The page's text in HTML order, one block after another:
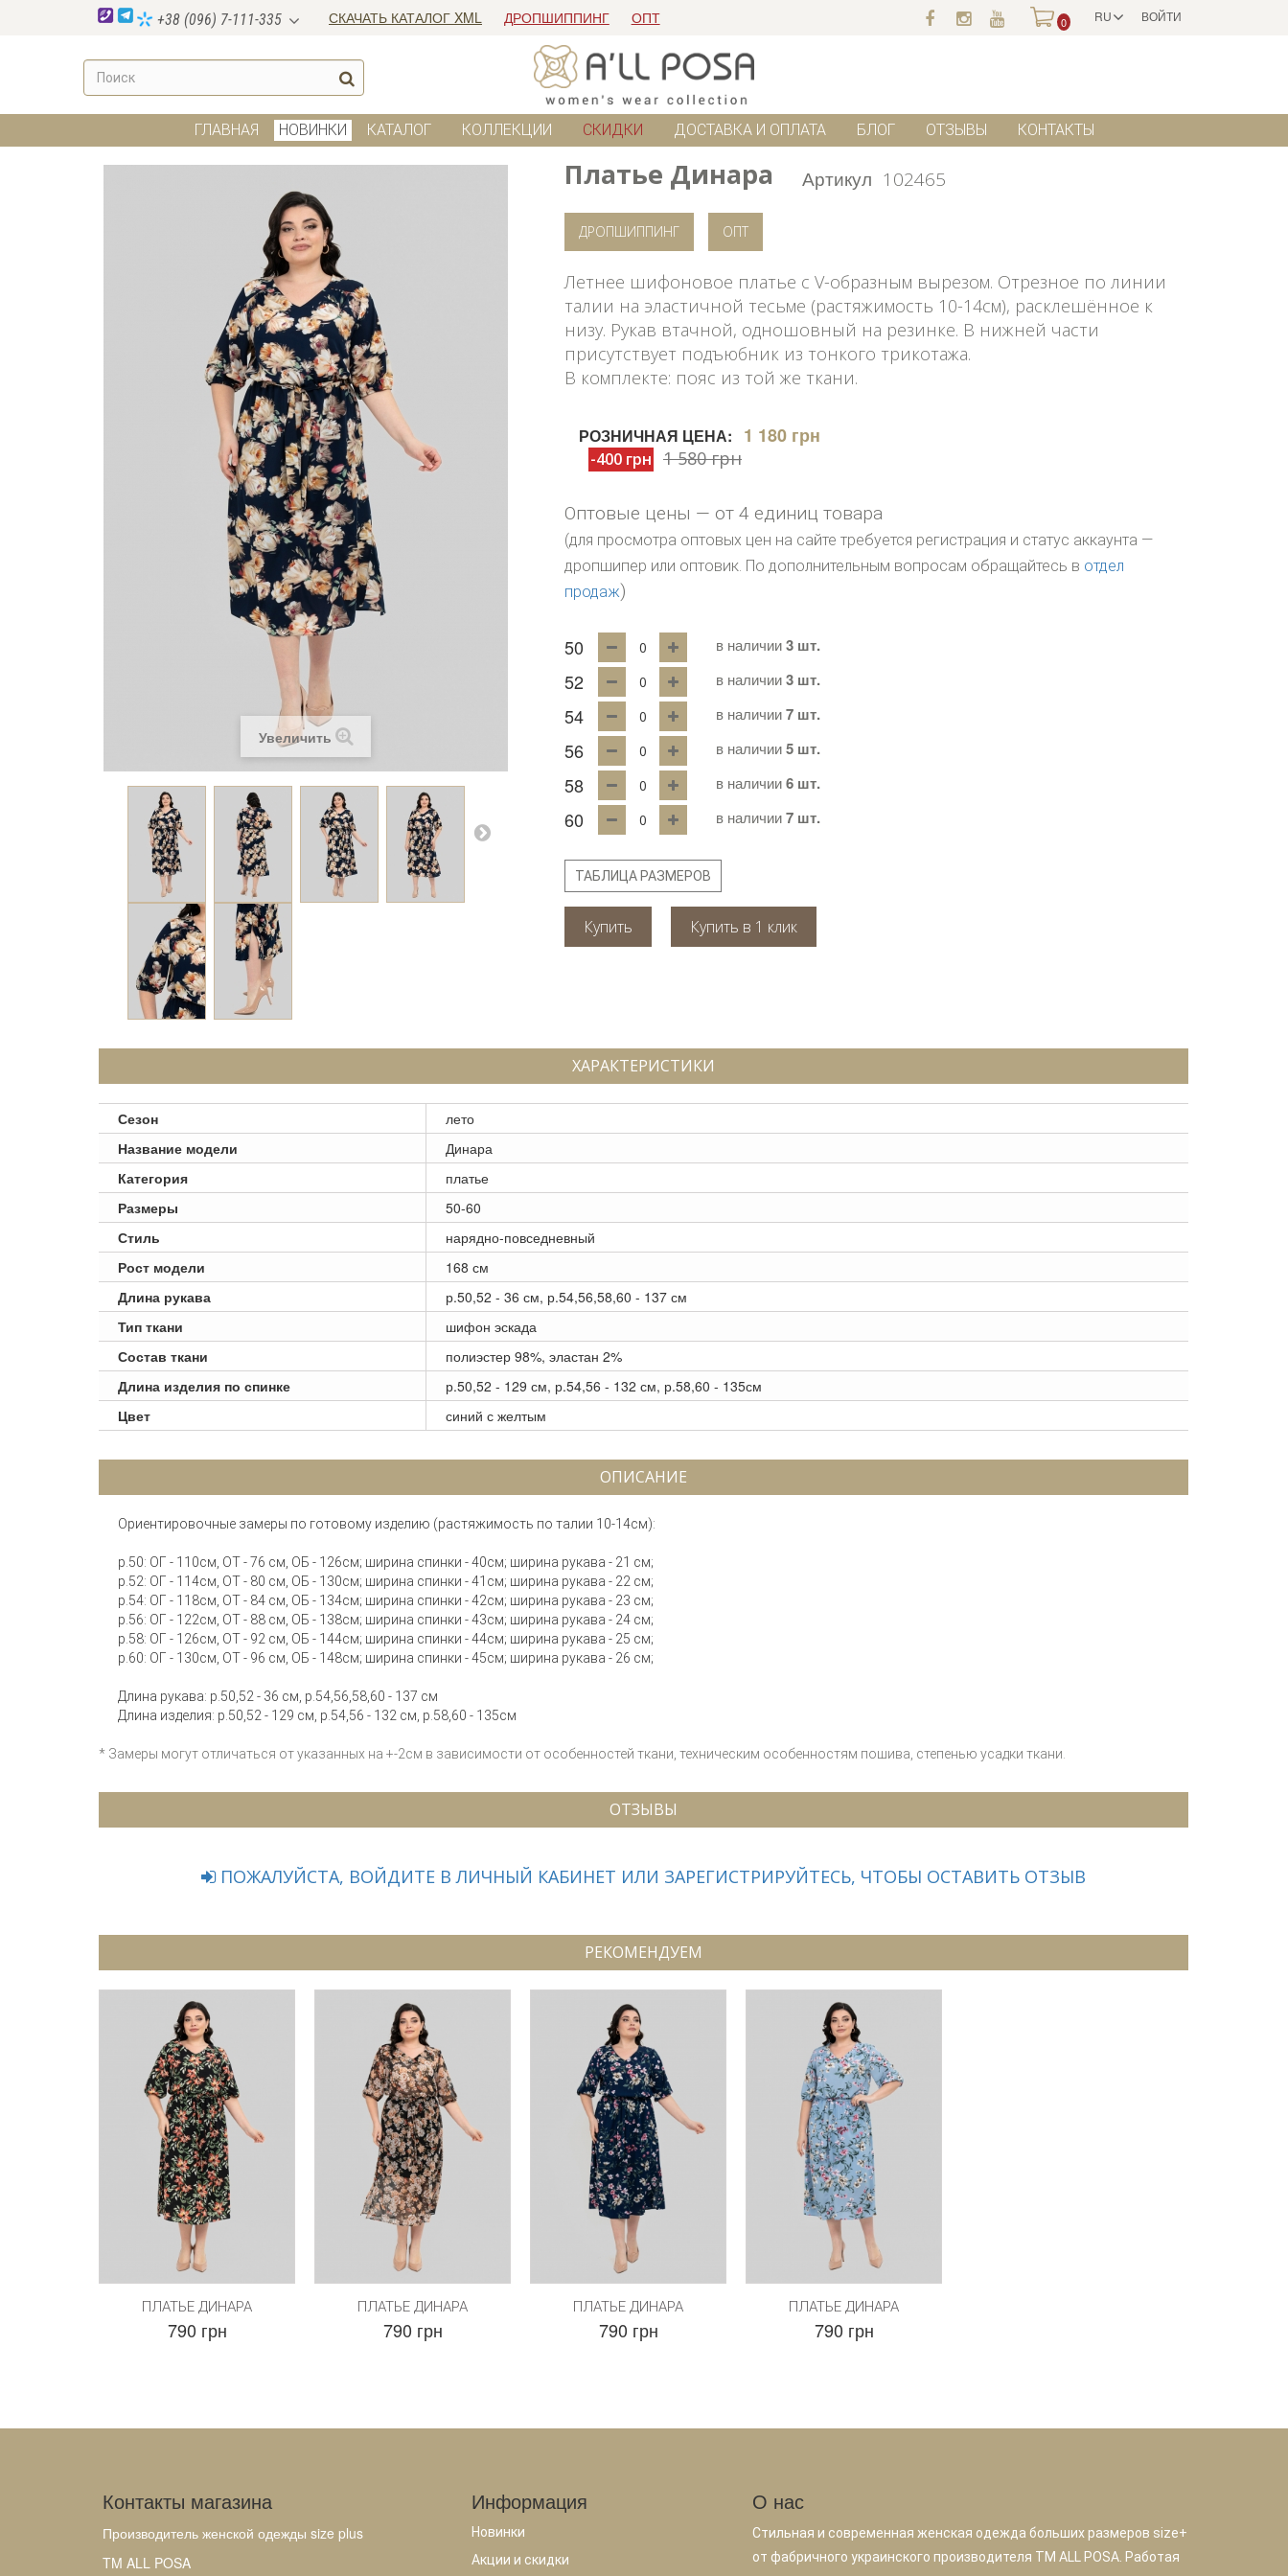
ВОЙТИ
RU
+38 (096) 7-111-335 СКАЧАТЬ КАТАЛОГ XML ДРОПШИППИНГ ОПТ 0
ГЛАВНАЯ НОВИНКИ КАТАЛОГ КОЛЛЕКЦИИ СКИДКИ ДОСТАВКА И ОПЛАТА БЛОГ ОТЗЫВЫ КОНТАКТЫ
Увеличить
Платье Динара Артикул 102465
ДРОПШИППИНГ ОПТ
Летнее шифоновое платье с V-образным вырезом. Отрезное по линии
талии на эластичной тесьме (растяжимость 10-14см), расклешённое к
низу. Рукав втачной, одношовный на резинке. В нижней части
присутствует подъюбник из тонкого трикотажа.
В комплекте: пояс из той же ткани.
РОЗНИЧНАЯ ЦЕНА: 1 180 грн
-400 грн 1 580 грн
Оптовые цены — от 4 единиц товара
(для просмотра оптовых цен на сайте требуется регистрация и статус аккаунта —
дропшипер или оптовик. По дополнительным вопросам обращайтесь в отдел
продаж)
50 в наличии 3 шт.
52 в наличии 3 шт.
54 в наличии 7 шт.
56 в наличии 5 шт.
58 в наличии 6 шт.
60 в наличии 7 шт.
ТАБЛИЦА РАЗМЕРОВ
Купить
ХАРАКТЕРИСТИКИ
Сезон
лето
Название модели
Динара
Категория
платье
Размеры
50-60
Стиль
нарядно-повседневный
Рост модели
168 см
Длина рукава
р.50,52 - 36 см, р.54,56,58,60 - 137 см
Тип ткани
шифон эскада
Состав ткани
полиэстер 98%, эластан 2%
Длина изделия по спинке
р.50,52 - 129 см, р.54,56 - 132 см, р.58,60 - 135см
Цвет
синий с желтым
ОПИСАНИЕ
Ориентировочные замеры по готовому изделию (растяжимость по талии 10-14см):
р.50: ОГ - 110см, ОТ - 76 см, ОБ - 126см; ширина спинки - 40см; ширина рукава - 21 см;
р.52: ОГ - 114см, ОТ - 80 см, ОБ - 130см; ширина спинки - 41см; ширина рукава - 22 см;
р.54: ОГ - 118см, ОТ - 84 см, ОБ - 134см; ширина спинки - 42см; ширина рукава - 23 см;
р.56: ОГ - 122см, ОТ - 88 см, ОБ - 138см; ширина спинки - 43см; ширина рукава - 24 см;
р.58: ОГ - 126см, ОТ - 92 см, ОБ - 144см; ширина спинки - 44см; ширина рукава - 25 см;
р.60: ОГ - 130см, ОТ - 96 см, ОБ - 148см; ширина спинки - 45см; ширина рукава - 26 см;
Длина рукава: р.50,52 - 36 см, р.54,56,58,60 - 137 см
Длина изделия: р.50,52 - 129 см, р.54,56 - 132 см, р.58,60 - 135см
* Замеры могут отличаться от указанных на +-2см в зависимости от особенностей ткани, техническим особенностям пошива, степенью усадки ткани.
ОТЗЫВЫ
ПОЖАЛУЙСТА, ВОЙДИТЕ В ЛИЧНЫЙ КАБИНЕТ ИЛИ ЗАРЕГИСТРИРУЙТЕСЬ, ЧТОБЫ ОСТАВИТЬ ОТЗЫВ
РЕКОМЕНДУЕМ
ПЛАТЬЕ ДИНАРА
790 грн
ПЛАТЬЕ ДИНАРА
790 грн
ПЛАТЬЕ ДИНАРА
790 грн
ПЛАТЬЕ ДИНАРА
790 грн
Контакты магазина
Производитель женской одежды size plus
TM ALL POSA
Информация
Новинки
Акции и скидки
О нас
Стильная и современная женская одежда больших размеров size+
от фабричного украинского производителя TM ALL POSA. Работая